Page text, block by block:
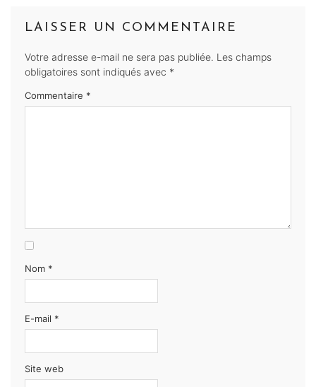
LAISSER UN COMMENTAIRE
Votre adresse e-mail ne sera pas publiée. Les champs
obligatoires sont indiqués avec *
Commentaire *
Nom *
E-mail *
Site web